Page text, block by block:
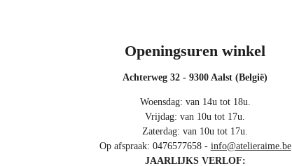
Openingsuren winkel
Achterweg 32 - 9300 Aalst (België)
Woensdag: van 14u tot 18u.
Vrijdag: van 10u tot 17u.
Zaterdag: van 10u tot 17u.
Op afspraak: 0476577658 - info@atelieraime.be
JAARLIJKS VERLOF: